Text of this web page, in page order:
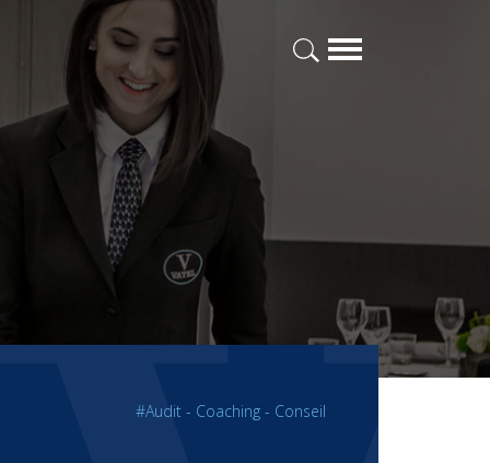
#Audit - Coaching - Conseil